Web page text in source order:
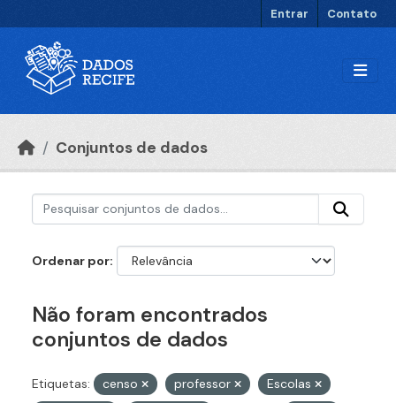
Entrar Contato
Conjuntos de dados
Ordenar por
Não foram encontrados
conjuntos de dados
Etiquetas: censo professor
Escolas